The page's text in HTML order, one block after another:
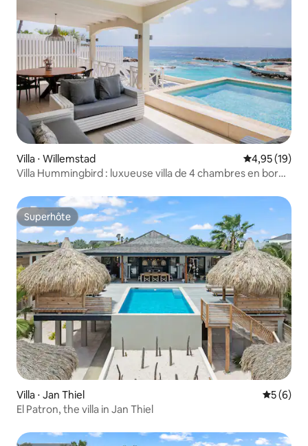
Villa ⋅ Willemstad Évaluation
4,95 (19)
Villa Hummingbird : luxueuse villa de 4 chambres en bord
Superhôte
Superhôte
Villa ⋅ Jan Thiel
5 (6)
El Patron, the villa in Jan Thiel